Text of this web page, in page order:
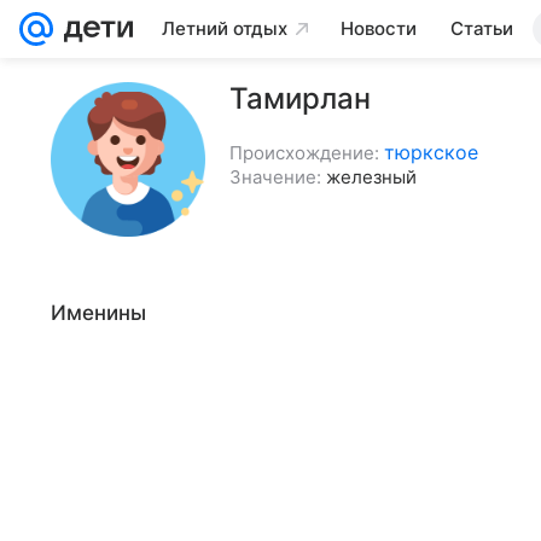
Летний отдых Новости Статьи
Тамирлан
Происхождение: тюркское
Значение: железный
Именины